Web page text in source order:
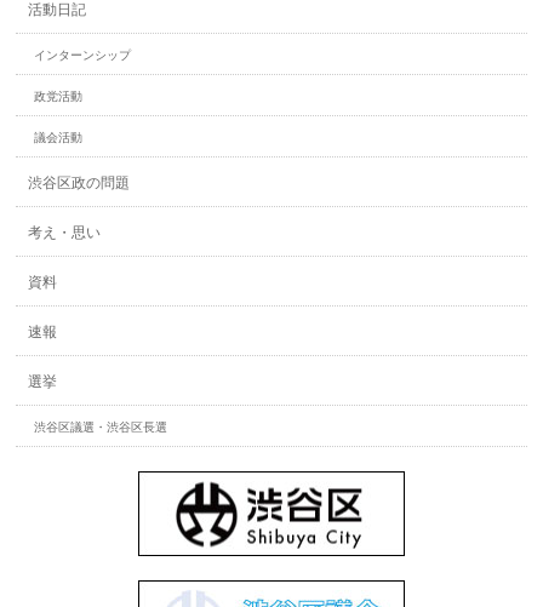
活動日記
インターンシップ
政党活動
議会活動
渋谷区政の問題
考え・思い
資料
速報
選挙
渋谷区議選・渋谷区長選